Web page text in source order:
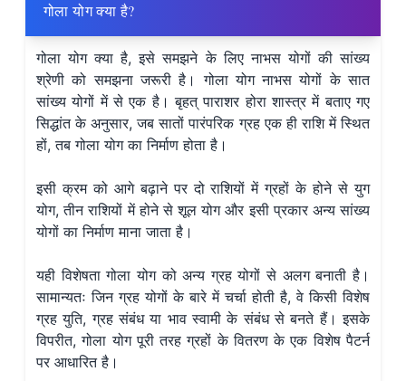
गोला योग क्या है?
गोला योग क्या है, इसे समझने के लिए नाभस योगों की सांख्य
श्रेणी को समझना जरूरी है। गोला योग नाभस योगों के सात
सांख्य योगों में से एक है। बृहत् पाराशर होरा शास्त्र में बताए गए
सिद्धांत के अनुसार, जब सातों पारंपरिक ग्रह एक ही राशि में स्थित
हों, तब गोला योग का निर्माण होता है।
इसी क्रम को आगे बढ़ाने पर दो राशियों में ग्रहों के होने से युग
योग, तीन राशियों में होने से शूल योग और इसी प्रकार अन्य सांख्य
योगों का निर्माण माना जाता है।
यही विशेषता गोला योग को अन्य ग्रह योगों से अलग बनाती है।
सामान्यतः जिन ग्रह योगों के बारे में चर्चा होती है, वे किसी विशेष
ग्रह युति, ग्रह संबंध या भाव स्वामी के संबंध से बनते हैं। इसके
विपरीत, गोला योग पूरी तरह ग्रहों के वितरण के एक विशेष पैटर्न
पर आधारित है।